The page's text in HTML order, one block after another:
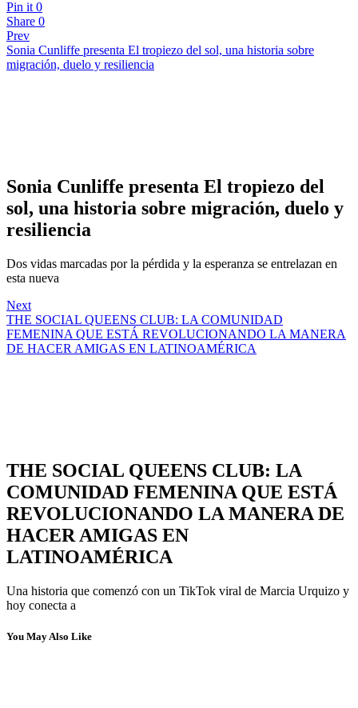
Pin it 0
Share 0
Prev
Sonia Cunliffe presenta El tropiezo del sol, una historia sobre
migración, duelo y resiliencia
Sonia Cunliffe presenta El tropiezo del
sol, una historia sobre migración, duelo y
resiliencia
Dos vidas marcadas por la pérdida y la esperanza se entrelazan en
esta nueva
Next
THE SOCIAL QUEENS CLUB: LA COMUNIDAD
FEMENINA QUE ESTÁ REVOLUCIONANDO LA MANERA
DE HACER AMIGAS EN LATINOAMÉRICA
THE SOCIAL QUEENS CLUB: LA
COMUNIDAD FEMENINA QUE ESTÁ
REVOLUCIONANDO LA MANERA DE
HACER AMIGAS EN
LATINOAMÉRICA
Una historia que comenzó con un TikTok viral de Marcia Urquizo y
hoy conecta a
You May Also Like